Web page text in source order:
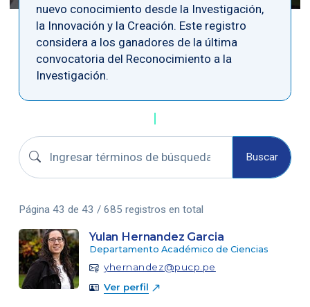
nuevo conocimiento desde la Investigación,
la Innovación y la Creación. Este registro
considera a los ganadores de la última
convocatoria del Reconocimiento a la
Investigación.
Buscar perfiles Buscar
Página 43 de 43 / 685 registros en total
Yulan Hernandez Garcia
Departamento Académico de Ciencias
yhernandez@pucp.pe
Ver perfil